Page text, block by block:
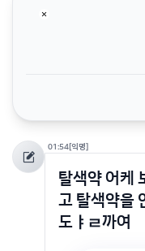
01:54[익명]
탈색약 어케
고 탈색약을
도ㅑㄹ까여